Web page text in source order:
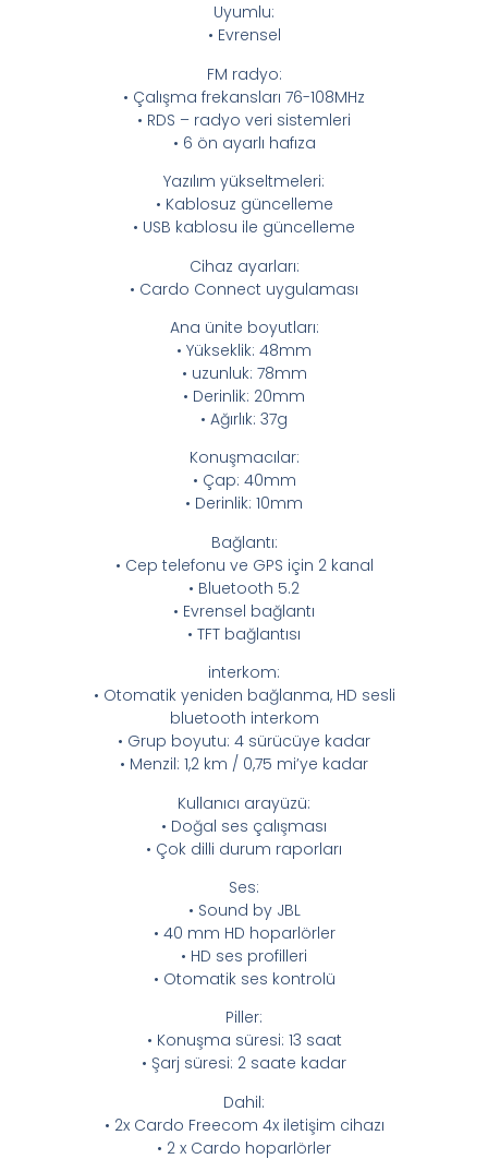
Uyumlu:
• Evrensel
FM radyo:
• Çalışma frekansları 76-108MHz
• RDS – radyo veri sistemleri
• 6 ön ayarlı hafıza
Yazılım yükseltmeleri:
• Kablosuz güncelleme
• USB kablosu ile güncelleme
Cihaz ayarları:
• Cardo Connect uygulaması
Ana ünite boyutları:
• Yükseklik: 48mm
• uzunluk: 78mm
• Derinlik: 20mm
• Ağırlık: 37g
Konuşmacılar:
• Çap: 40mm
• Derinlik: 10mm
Bağlantı:
• Cep telefonu ve GPS için 2 kanal
• Bluetooth 5.2
• Evrensel bağlantı
• TFT bağlantısı
interkom:
• Otomatik yeniden bağlanma, HD sesli
bluetooth interkom
• Grup boyutu: 4 sürücüye kadar
• Menzil: 1,2 km / 0,75 mi’ye kadar
Kullanıcı arayüzü:
• Doğal ses çalışması
• Çok dilli durum raporları
Ses:
• Sound by JBL
• 40 mm HD hoparlörler
• HD ses profilleri
• Otomatik ses kontrolü
Piller:
• Konuşma süresi: 13 saat
• Şarj süresi: 2 saate kadar
Dahil:
• 2x Cardo Freecom 4x iletişim cihazı
• 2 x Cardo hoparlörler